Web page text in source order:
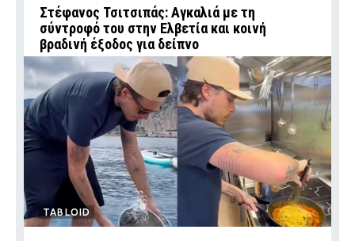
Στέφανος Τσιτσιπάς: Αγκαλιά με τη
σύντροφό του στην Ελβετία και κοινή
βραδινή έξοδος για δείπνο
TABLOID